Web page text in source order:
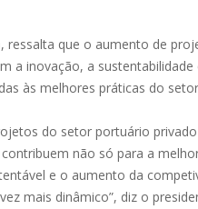
ressalta que o aumento de
a inovação, a
às melhores práticas do
do setor portuário
não só para a
e o aumento da
mais dinâmico”, diz o